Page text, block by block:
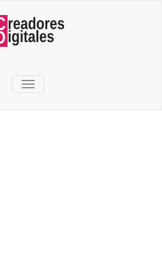
TOGGLE NAVIGATION